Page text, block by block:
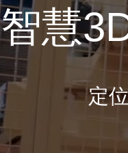
智慧
定